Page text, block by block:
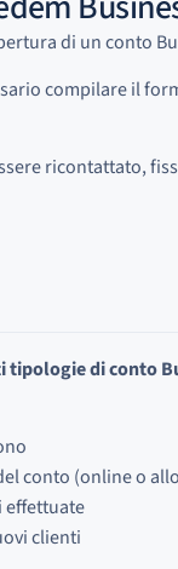
di un conto
compilare il
ricontattato,
tipologie di conto
conto (online o
effettuate
clienti